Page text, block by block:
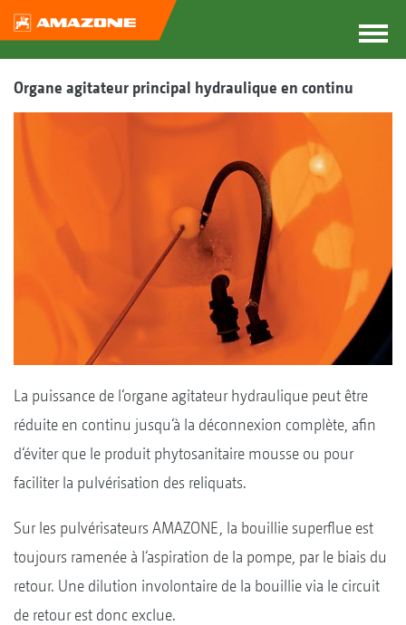
Organe agitateur principal hydraulique en continu
La puissance de l‘organe agitateur hydraulique peut être
réduite en continu jusqu‘à la déconnexion complète, afin
d‘éviter que le produit phytosanitaire mousse ou pour
faciliter la pulvérisation des reliquats.
Sur les pulvérisateurs AMAZONE, la bouillie superflue est
toujours ramenée à l‘aspiration de la pompe, par le biais du
retour. Une dilution involontaire de la bouillie via le circuit
de retour est donc exclue.